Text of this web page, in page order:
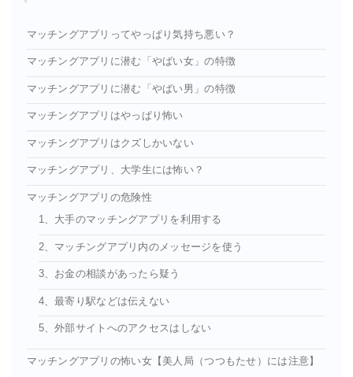
マッチングアプリってやっぱり気持ち悪い？
マッチングアプリに潜む「やばい女」の特徴
マッチングアプリに潜む「やばい男」の特徴
マッチングアプリはやっぱり怖い
マッチングアプリはクズしかいない
マッチングアプリ、大学生には怖い？
マッチングアプリの危険性
1、大手のマッチングアプリを利用する
2、マッチングアプリ内のメッセージを使う
3、お金の相談があったら疑う
4、最寄り駅などは伝えない
5、外部サイトへのアクセスはしない
マッチングアプリの怖い女【美人局（つつもたせ）には注意】